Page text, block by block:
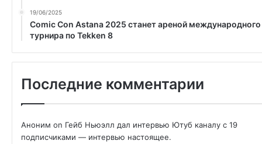
19/06/2025
Comic Con Astana 2025 станет ареной международного
турнира по Tekken 8
Последние комментарии
Аноним on Гейб Ньюэлл дал интервью Ютуб каналу с 19
подписчиками — интервью настоящее.